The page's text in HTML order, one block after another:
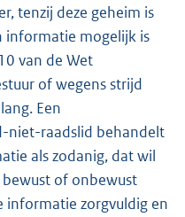
tenzij deze geheim is
informatie mogelijk is
van de Wet
of wegens strijd
Een
niet-raadslid behandelt
als zodanig, dat wil
of onbewust
informatie zorgvuldig en